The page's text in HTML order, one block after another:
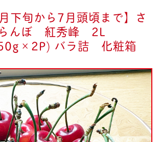
下旬から7月頭頃まで】さ
んぼ 紅秀峰 2L
バラ詰 化粧箱